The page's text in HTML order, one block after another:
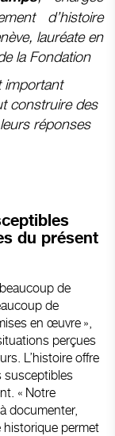
d’histoire
lauréate en
la Fondation
important
construire des
réponses
du présent
de
de
en œuvre »,
perçues
L’histoire offre
susceptibles
« Notre
documenter,
historique permet